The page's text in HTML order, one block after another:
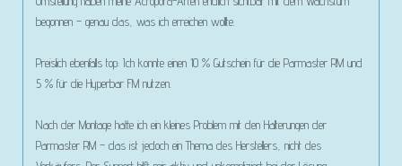
begonnen – genau das, was ich erreichen wollte.
Preislich ebenfalls top: Ich konnte einen 10 % Gutschein für die Parmaster RM und
5 % für die Hyperbar FM nutzen.
Nach der Montage hatte ich ein kleines Problem mit den Halterungen der
Parmaster RM – das ist jedoch ein Thema des Herstellers, nicht des